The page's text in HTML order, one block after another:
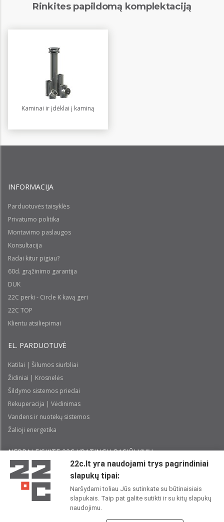
Rinkites papildomą komplektaciją
Kaminai ir įdėklai į kaminą
INFORMACIJA
Parduotuvės taisyklės
Privatumo politika
Montavimo paslaugos
Konsultacija
Radai kitur pigiau?
60d. grąžinimo garantija
DUK
22C perki - Circle K kavą geri
22C TOP
Klientu atsiliepimai
EL. PARDUOTUVĖ
Katilai | Šilumos siurbliai
Židiniai | Krosnelės
Šildymo sistemos priedai
Rekuperacija | Vėdinimas
Vandens ir nuotekų sistemos
Žalioji energetika
NEPRALEISKITE 22С YPATINGŲ PASIŪLYMŲ:
Perskaičiau ir sutinku su 22CPrivatumo politika
22c.lt yra naudojami trys pagrindiniai
slapukų tipai:
Naršydami toliau Jūs sutinkate su būtinaisiais
slapukais. Taip pat galite sutikti ir su kitų slapukų
naudojimu.